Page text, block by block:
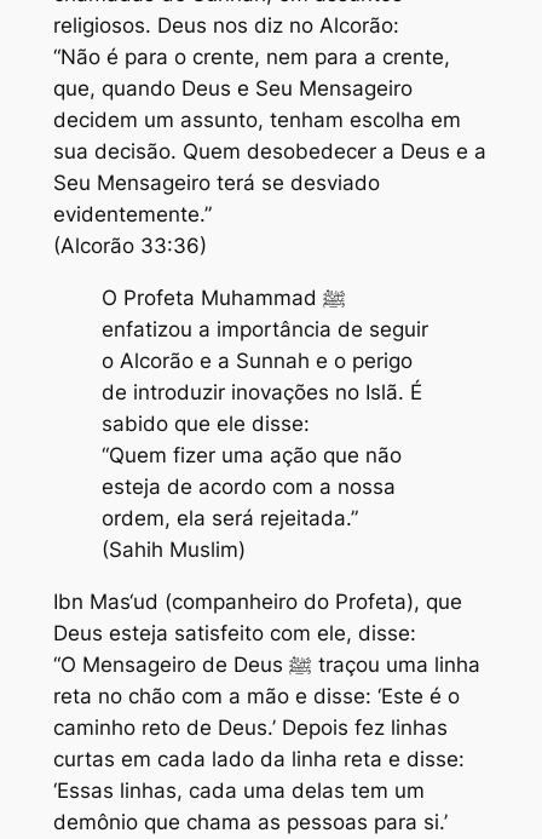
religiosos. Deus nos diz no Alcorão:
“Não é para o crente, nem para a crente,
que, quando Deus e Seu Mensageiro
decidem um assunto, tenham escolha em
sua decisão. Quem desobedecer a Deus e a
Seu Mensageiro terá se desviado
evidentemente.”
(Alcorão 33:36)
O Profeta Muhammad ﷺ
enfatizou a importância de seguir
o Alcorão e a Sunnah e o perigo
de introduzir inovações no Islã. É
sabido que ele disse:
“Quem fizer uma ação que não
esteja de acordo com a nossa
ordem, ela será rejeitada.”
(Sahih Muslim)
Ibn Mas‘ud (companheiro do Profeta), que
Deus esteja satisfeito com ele, disse:
“O Mensageiro de Deus ﷺ traçou uma linha
reta no chão com a mão e disse: ‘Este é o
caminho reto de Deus.’ Depois fez linhas
curtas em cada lado da linha reta e disse:
‘Essas linhas, cada uma delas tem um
demônio que chama as pessoas para si.’